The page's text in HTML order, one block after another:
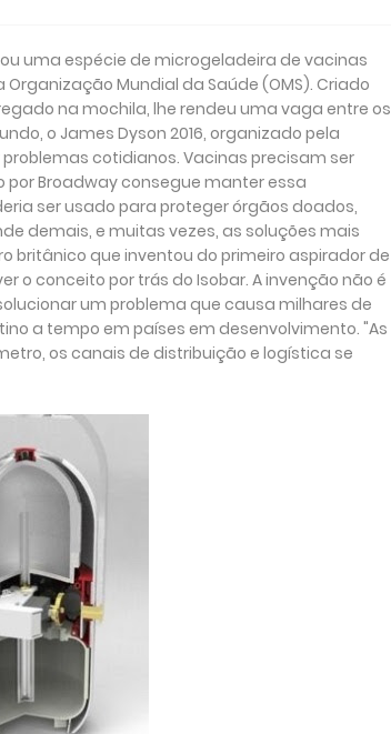
uma espécie de microgeladeira de vacinas
Mundial da Saúde (OMS). Criado
na mochila, lhe rendeu uma vaga entre os
o James Dyson 2016, organizado pela
cotidianos. Vacinas precisam ser
por Broadway consegue manter essa
ser usado para proteger órgãos doados,
demais, e muitas vezes, as soluções mais
britânico que inventou do primeiro aspirador de
o conceito por trás do Isobar. A invenção não é
um problema que causa milhares de
a tempo em países em desenvolvimento. "As
os canais de distribuição e logística se